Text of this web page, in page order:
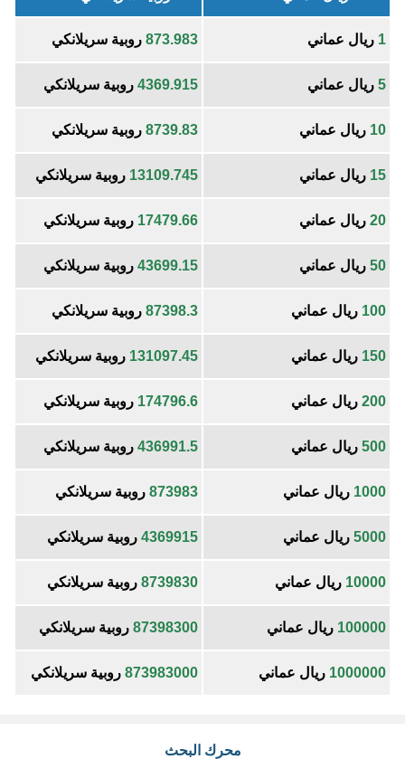
1 ريال عماني 873.983 روبية سريلانكي
5 ريال عماني 4369.915 روبية سريلانكي
10 ريال عماني 8739.83 روبية سريلانكي
15 ريال عماني 13109.745 روبية سريلانكي
20 ريال عماني 17479.66 روبية سريلانكي
50 ريال عماني 43699.15 روبية سريلانكي
100 ريال عماني 87398.3 روبية سريلانكي
150 ريال عماني 131097.45 روبية سريلانكي
200 ريال عماني 174796.6 روبية سريلانكي
500 ريال عماني 436991.5 روبية سريلانكي
1000 ريال عماني 873983 روبية سريلانكي
5000 ريال عماني 4369915 روبية سريلانكي
10000 ريال عماني 8739830 روبية سريلانكي
100000 ريال عماني 87398300 روبية سريلانكي
1000000 ريال عماني 873983000 روبية سريلانكي
محرك البحث